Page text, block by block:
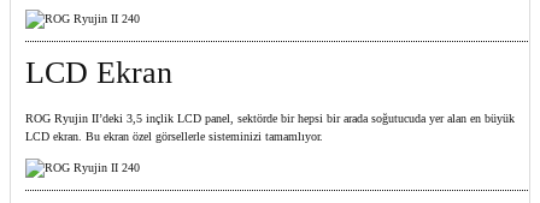
LCD Ekran
ROG Ryujin II’deki 3,5 inçlik LCD panel, sektörde bir hepsi bir arada soğutucuda yer alan en büyük
LCD ekran. Bu ekran özel görsellerle sisteminizi tamamlıyor.​